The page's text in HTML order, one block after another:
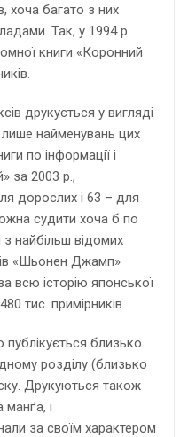
хоча багато з них
Так, у 1994 р.
книги «Коронний
друкується у вигляді
лише найменувань цих
по інформації і
за 2003 р.,
дорослих і 63 – для
судити хоча б по
найбільш відомих
«Шьонен Джамп»
всю історію японської
тис. примірників.
близько
розділу (близько
Друкуються також
і
за своїм характером